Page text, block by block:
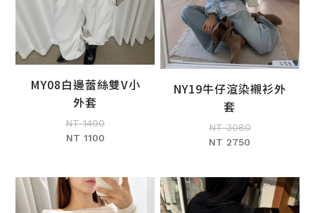
加入購物車
MY08白邊蕾絲雙V小
外套
NT 1400
NT 1100
加入購物車
NY19牛仔渲染襯衫外
套
NT 3080
NT 2750